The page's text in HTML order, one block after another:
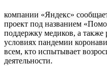
компании «Яндекс»
проект под названием
поддержку медиков, а
условиях пандемии
всем, кто испытывает
деятельности.